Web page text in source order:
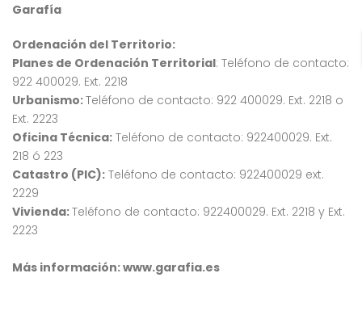
Garafía
Ordenación del Territorio:
Planes de Ordenación Territorial: Teléfono de contacto:
922 400029. Ext. 2218
Urbanismo:Teléfono de contacto: 922 400029. Ext. 2218 o
Ext. 2223
Oficina Técnica: Teléfono de contacto: 922400029. Ext.
218 ó 223
Catastro (PIC): Teléfono de contacto: 922400029 ext.
2229
Vivienda:Teléfono de contacto: 922400029. Ext. 2218 y Ext.
2223
Más información:www.garafia.es